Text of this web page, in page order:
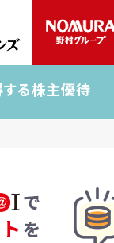
する株主優待